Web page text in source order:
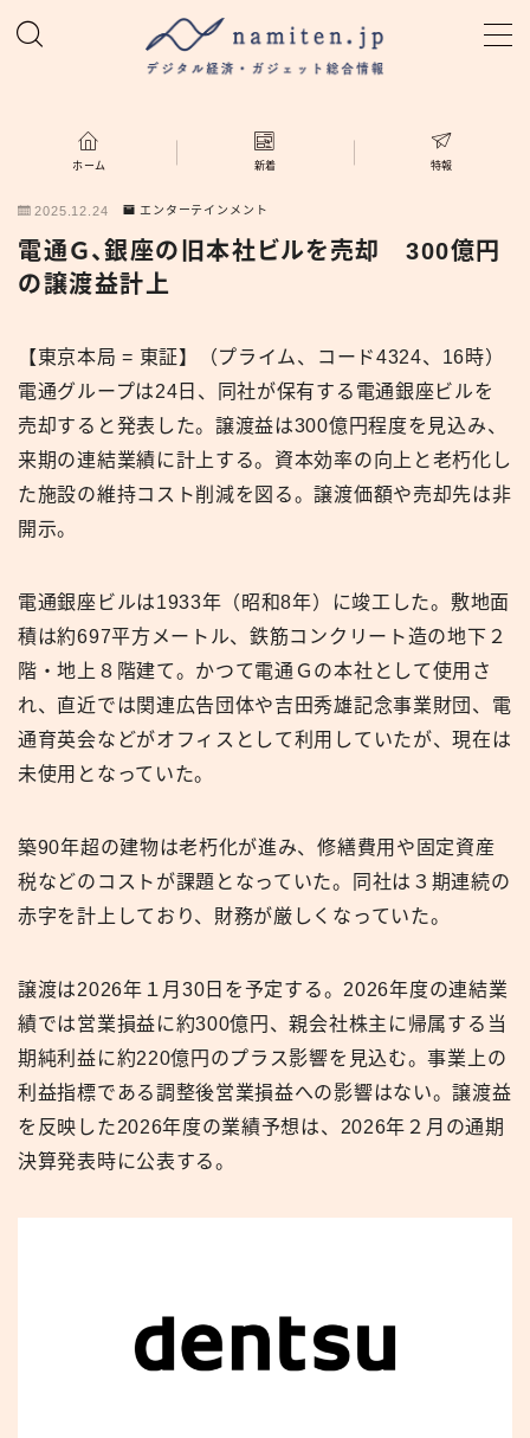
ホーム
新着
namiten.jp
ホーム 新着 特報
2025.12.24 エンターテインメント
電通Ｇ、銀座の旧本社ビルを売却 300億円
の譲渡益計上
【東京本局 = 東証】（プライム、コード4324、16時）
電通グループは24日、同社が保有する電通銀座ビルを
売却すると発表した。譲渡益は300億円程度を見込み、
来期の連結業績に計上する。資本効率の向上と老朽化し
た施設の維持コスト削減を図る。譲渡価額や売却先は非
開示。
電通銀座ビルは1933年（昭和8年）に竣工した。敷地面
積は約697平方メートル、鉄筋コンクリート造の地下２
階・地上８階建て。かつて電通Ｇの本社として使用さ
れ、直近では関連広告団体や吉田秀雄記念事業財団、電
通育英会などがオフィスとして利用していたが、現在は
未使用となっていた。
築90年超の建物は老朽化が進み、修繕費用や固定資産
税などのコストが課題となっていた。同社は３期連続の
赤字を計上しており、財務が厳しくなっていた。
譲渡は2026年１月30日を予定する。2026年度の連結業
績では営業損益に約300億円、親会社株主に帰属する当
期純利益に約220億円のプラス影響を見込む。事業上の
利益指標である調整後営業損益への影響はない。譲渡益
を反映した2026年度の業績予想は、2026年２月の通期
決算発表時に公表する。